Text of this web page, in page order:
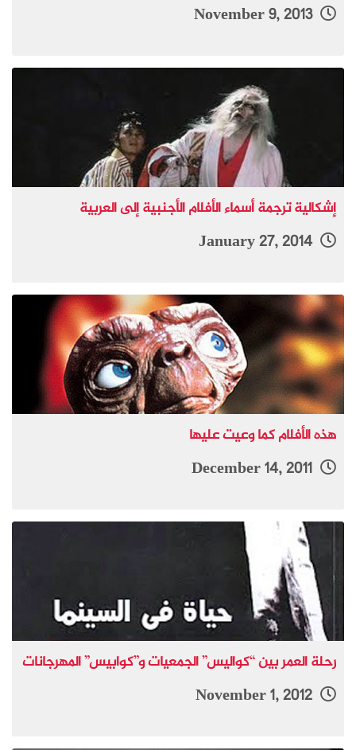
November 9, 2013
إشكالية ترجمة أسماء الأفلام الأجنبية إلى العربية
هذه الأفلام كما وعيت عليها
رحلة العمر بين “كواليس” الجمعيات و”كوابيس” المهرجانات